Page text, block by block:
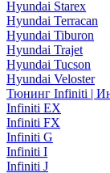
Hyundai Starex
Hyundai Terracan
Hyundai Tiburon
Hyundai Trajet
Hyundai Tucson
Hyundai Veloster
Тюнинг Infiniti |
Infiniti EX
Infiniti FX
Infiniti G
Infiniti I
Infiniti J